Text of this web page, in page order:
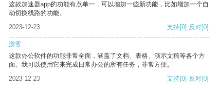
这款加速器app的功能有点单一，可以增加一些新功能，比如增加一个自
动切换线路的功能。
2023-12-23
支持[0] 反对[0]
游客
这款办公软件的功能非常全面，涵盖了文档、表格、演示文稿等各个方
面。我可以使用它来完成日常办公的所有任务，非常方便。
2023-12-23
支持[0] 反对[0]